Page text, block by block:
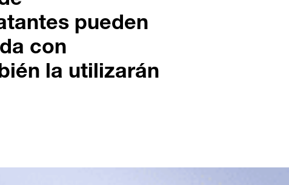
pueden
con
la utilizarán